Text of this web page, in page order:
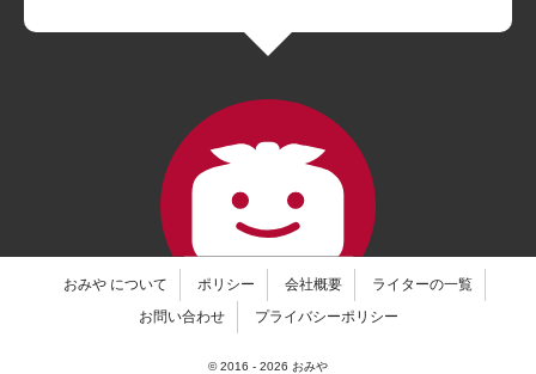
おみや について ポリシー 会社概要
ライターの一覧
お問い合わせ
プライバシーポリシー
© 2016 - 2026 おみや